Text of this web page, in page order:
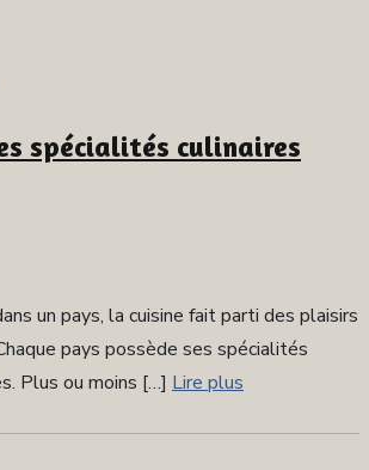
spécialités culinaires
un pays, la cuisine fait parti des plaisirs
pays possède ses spécialités
Plus ou moins […] Lire plus